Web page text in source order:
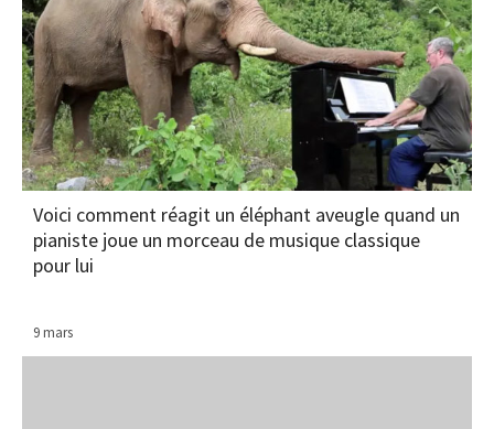
Voici comment réagit un éléphant aveugle quand un
pianiste joue un morceau de musique classique
pour lui
9 mars